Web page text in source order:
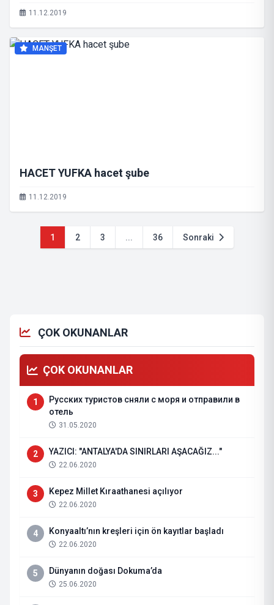
11.12.2019
MANŞET
HACET YUFKA hacet şube
11.12.2019
1 2 3 ... 36 Sonraki
ÇOK OKUNANLAR
ÇOK OKUNANLAR
1
Русских туристов сняли с моря и отправили в
отель
31.05.2020
2 YAZICI: "ANTALYA'DA SINIRLARI AŞACAĞIZ..."
22.06.2020
3 Kepez Millet Kıraathanesi açılıyor
22.06.2020
4 Konyaaltı’nın kreşleri için ön kayıtlar başladı
22.06.2020
5 Dünyanın doğası Dokuma’da
25.06.2020